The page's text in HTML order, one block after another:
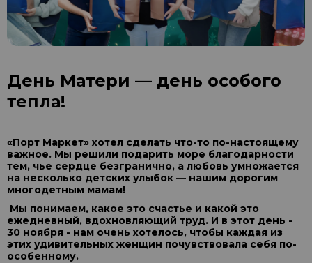
День Матери — день особого
тепла!
«Порт Маркет» хотел сделать что-то по-настоящему
важное. Мы решили подарить море благодарности
тем, чье сердце безгранично, а любовь умножается
на несколько детских улыбок — нашим дорогим
многодетным мамам!
Мы понимаем, какое это счастье и какой это
ежедневный, вдохновляющий труд. И в этот день -
30 ноября - нам очень хотелось, чтобы каждая из
этих удивительных женщин почувствовала себя по-
особенному.